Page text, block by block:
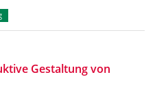
Gestaltung von